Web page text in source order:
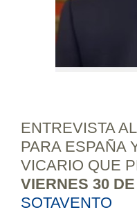
ENTREVISTA
PARA ESPAÑA
VICARIO QUE
VIERNES 30
SOTAVENTO